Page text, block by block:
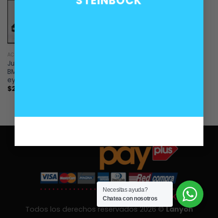
ACCESORIOS
Juego de opticos delanteros
BMW E34 con lupa y angel
eyes
$200.000
Todos los derechos reservados 2026 ©Lanyon
Necesitas ayuda?
Chatea con nosotros